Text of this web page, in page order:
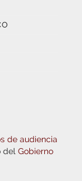
de audiencia
del Gobierno